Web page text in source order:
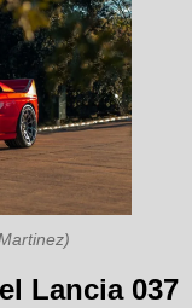
Lancia 037